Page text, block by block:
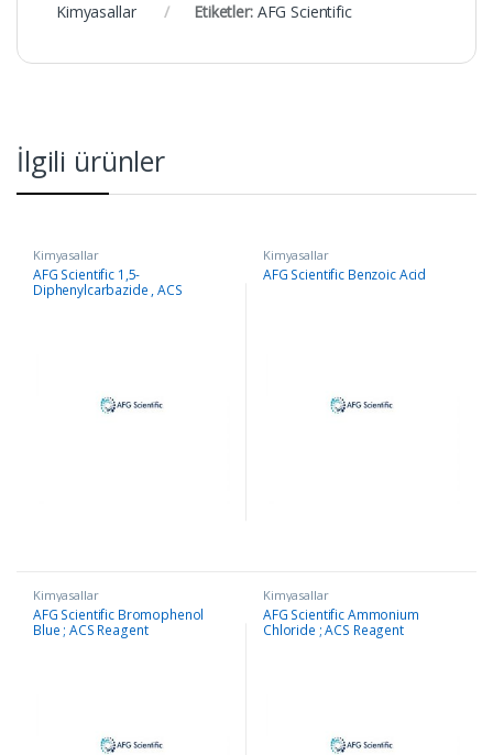
Kimyasallar
Etiketler: AFG Scientific
İlgili ürünler
Kimyasallar
AFG Scientific 1,5-
Diphenylcarbazide , ACS
Kimyasallar
AFG Scientific Benzoic Acid
Kimyasallar
AFG Scientific Bromophenol
Blue ; ACS Reagent
Kimyasallar
AFG Scientific Ammonium
Chloride ; ACS Reagent